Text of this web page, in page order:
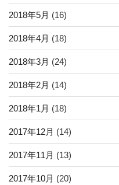
2018年5月 (16)
2018年4月 (18)
2018年3月 (24)
2018年2月 (14)
2018年1月 (18)
2017年12月 (14)
2017年11月 (13)
2017年10月 (20)